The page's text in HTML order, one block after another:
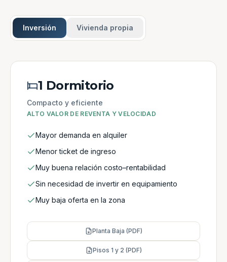
Inversión Vivienda propia
1 Dormitorio
Compacto y eficiente
ALTO VALOR DE REVENTA Y VELOCIDAD
Mayor demanda en alquiler
Menor ticket de ingreso
Muy buena relación costo–rentabilidad
Sin necesidad de invertir en equipamiento
Muy baja oferta en la zona
Planta Baja (PDF)
Pisos 1 y 2 (PDF)